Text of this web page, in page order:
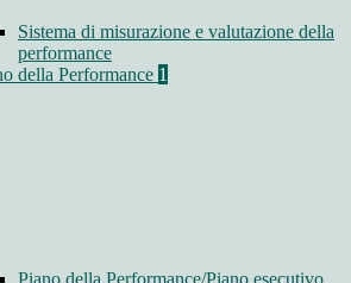
Sistema di misurazione e valutazione della
performance
della Performance 1